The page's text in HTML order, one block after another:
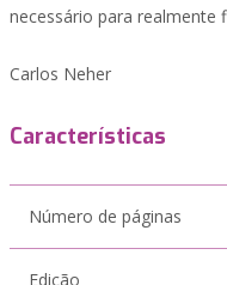
necessário para realmente
Carlos Neher
Características
Número de páginas
Edição